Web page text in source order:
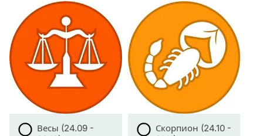
Весы (24.09 -
Скорпион (24.10 -